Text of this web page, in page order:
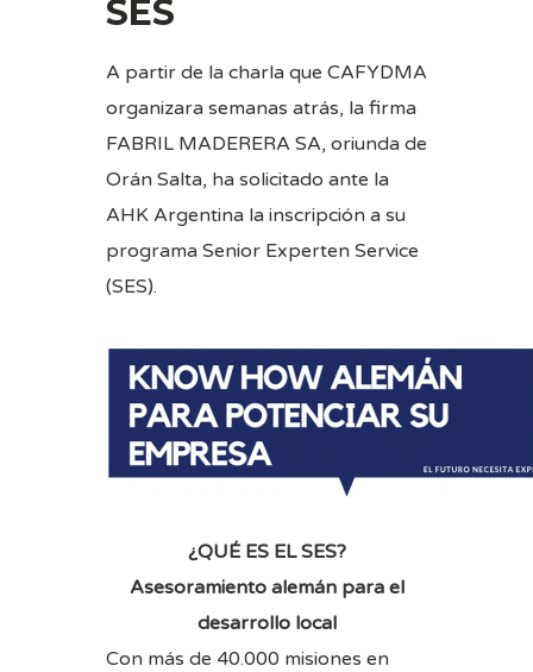
SES
A partir de la charla que CAFYDMA
organizara semanas atrás, la firma
FABRIL MADERERA SA, oriunda de
Orán Salta, ha solicitado ante la
AHK Argentina la inscripción a su
programa Senior Experten Service
(SES).
¿QUÉ ES EL SES?
Asesoramiento alemán para el
desarrollo local
Con más de 40.000 misiones en